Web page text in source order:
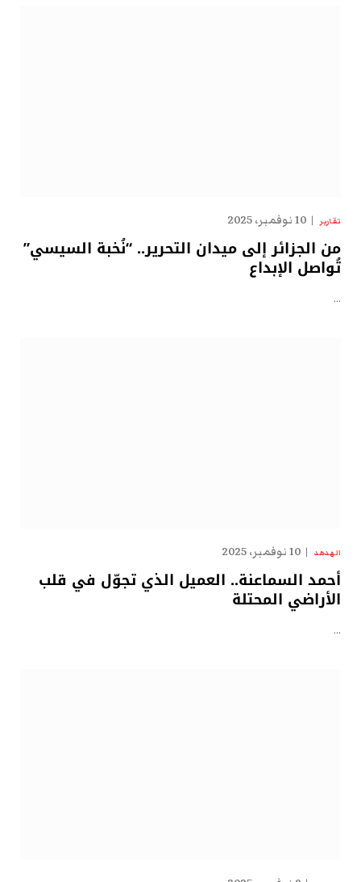
تقارير 10 نوفمبر، 2025
من الجزائر إلى ميدان التحرير.. “نُخبة السيسي”
تُواصل الإبداع
…
الهدهد 10 نوفمبر، 2025
أحمد السماعنة.. العميل الذي تجوّل في قلب
الأراضي المحتلة
…